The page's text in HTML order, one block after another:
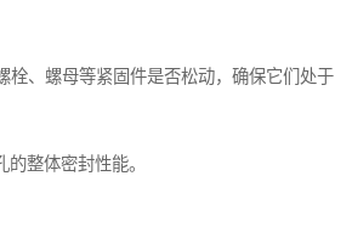
栓、螺母等紧固件是否松动，确保它们处于
整体密封性能。